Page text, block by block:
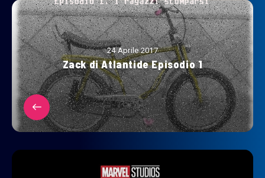
24 Aprile 2017
Zack di Atlantide Episodio 1